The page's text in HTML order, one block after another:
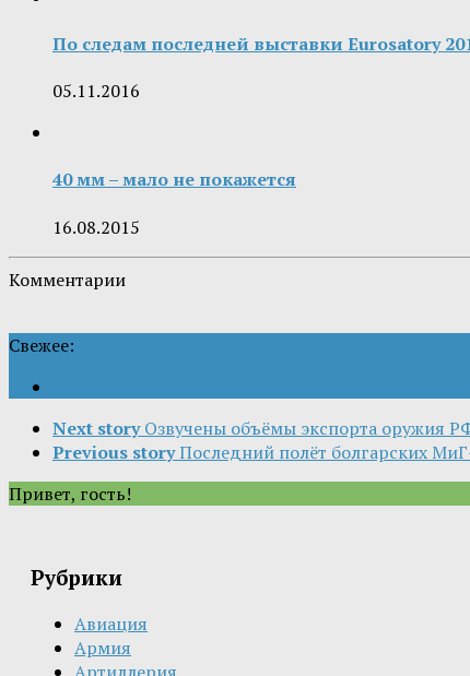
По следам последней выставки Eurosatory
05.11.2016
40 мм – мало не покажется
16.08.2015
Комментарии
Свежее:
Next story Озвучены объёмы экспорта оружия
Previous storyПоследний полëт болгарских
Привет, гость!
Рубрики
Авиация
Армия